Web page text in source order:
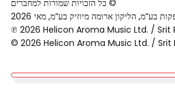
כל הזכויות שמורות למחברים ©
בע”מ, הליקון ארומה מיוזיק בע”מ, מאי 2026
℗ 2026 Helicon Aroma Music Ltd. / Srit
© 2026 Helicon Aroma Music Ltd. / Srit